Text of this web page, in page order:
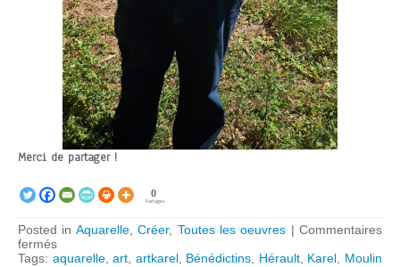
Merci de partager !
0
Partages
Posted in Aquarelle,Créer, Toutes les oeuvres | Commentaires
ferméssur
Moulin
Tags: aquarelle,art artkarel, Bénédictins Hérault, Karel
Moulin